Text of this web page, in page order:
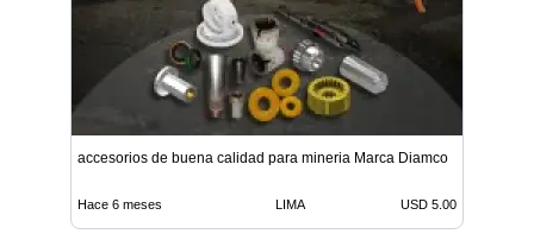
accesorios de buena calidad para mineria Marca Diamco
Hace 6 meses LIMA USD 5.00